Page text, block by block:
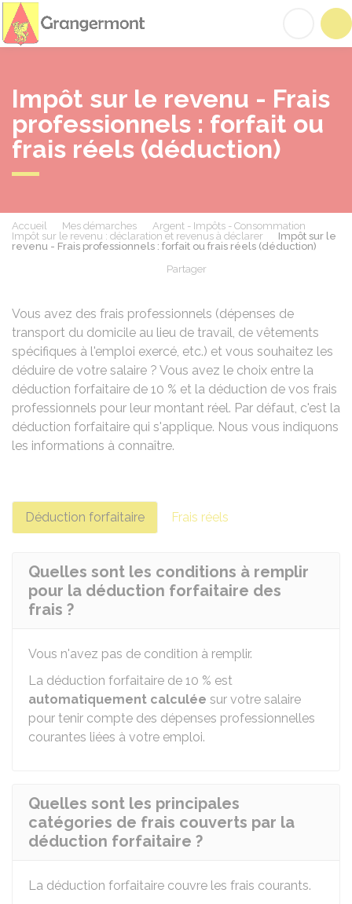
Impôt sur le revenu - Frais
professionnels : forfait ou
frais réels (déduction)
Accueil Mes démarches
Argent - Impôts - Consommation
Impôt sur le revenu : déclaration et revenus à déclarer
Impôt sur le
revenu - Frais professionnels : forfait ou frais réels (déduction)
Partager
Vous avez des frais professionnels (dépenses de
transport du domicile au lieu de travail, de vêtements
spécifiques à l'emploi exercé, etc.) et vous souhaitez les
déduire de votre salaire ? Vous avez le choix entre la
déduction forfaitaire de 10 % et la déduction de vos frais
professionnels pour leur montant réel. Par défaut, c'est la
déduction forfaitaire qui s'applique. Nous vous indiquons
les informations à connaître.
Déduction forfaitaire Frais réels
Quelles sont les conditions à remplir
pour la déduction forfaitaire des
frais ?
Vous n'avez pas de condition à remplir.
La déduction forfaitaire de 10 % est
automatiquement calculée sur votre salaire
pour tenir compte des dépenses professionnelles
courantes liées à votre emploi.
Quelles sont les principales
catégories de frais couverts par la
déduction forfaitaire ?
La déduction forfaitaire couvre les frais courants.